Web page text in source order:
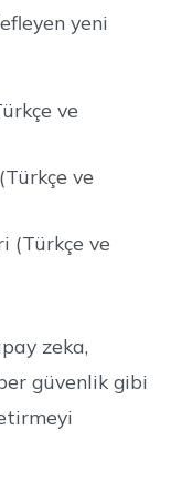
yeni
ve
ve
(Türkçe ve
zeka,
güvenlik gibi